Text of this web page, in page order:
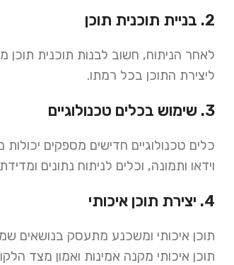
2. בניית תוכנית תוכן
לאחר הניתוח, חשוב לבנות תוכנית
ליצירת התוכן בכל רמתו.
3. שימוש בכלים טכנולוגיים
כלים טכנולוגיים חדישים מספקים
וידאו ותמונה, וכלים לניתוח נתונים
4. יצירת תוכן איכותי
תוכן איכותי ומשכנע מתעסק בנושאים
תוכן איכותי מקנה אמינות ואמון מצד